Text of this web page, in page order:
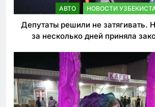
АВТО НОВОСТИ
Депутаты решили не затягивать.
за несколько дней приняла